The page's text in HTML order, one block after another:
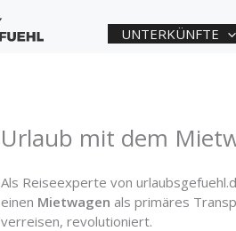
UNTERKÜNFTE
Urlaub mit dem
Als Reiseexperte von
einen Mietwagen als primäres
verreisen, revolutioniert.